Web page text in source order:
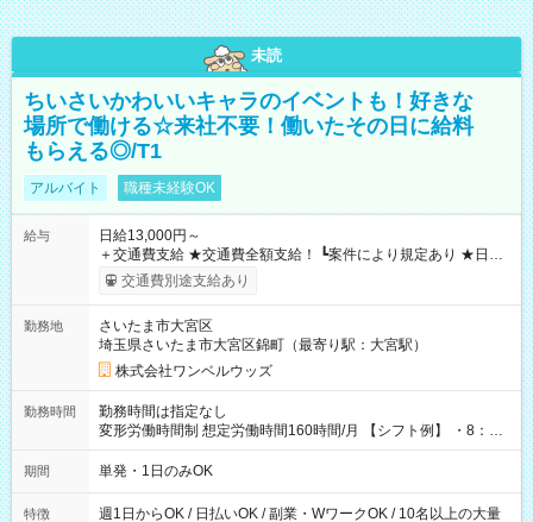
未読
ちいさいかわいいキャラのイベントも！好きな
場所で働ける☆来社不要！働いたその日に給料
もらえる◎/T1
アルバイト 職種未経験OK
給与
日給13,000円～
＋交通費支給 ★交通費全額支給！ ┗案件により規定あり ★日払
いOK！（規定あり） ┗働いたその日に現金GET♪ お仕事後はコ
ンビニATMから 日払い分を引き落とせます！ 【試用期間】試
交通費別途支給あり
勤務地
さいたま市大宮区
埼玉県さいたま市大宮区錦町（最寄り駅：大宮駅）
株式会社ワンベルウッズ
勤務時間
勤務時間は指定なし
変形労働時間制 想定労働時間160時間/月 【シフト例】 ・8：00
～21：00
期間 単発・1日のみOK
特徴
週1日からOK / 日払いOK / 副業・WワークOK / 10名以上の大量